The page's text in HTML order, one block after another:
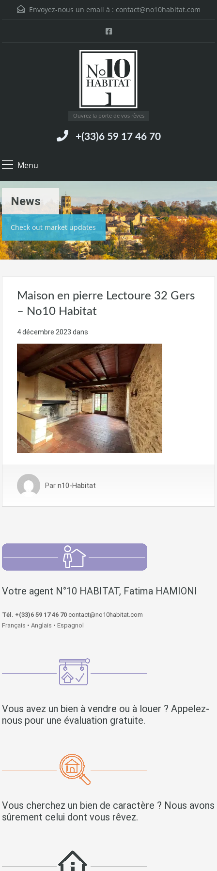
Envoyez-nous un email à : contact@no10habitat.com
Ouvrez la porte de vos rêves
+(33)6 59 17 46 70
Menu
News
Check out market updates
Maison en pierre Lectoure 32 Gers
– No10 Habitat
4 décembre 2023 dans
Par n10-Habitat
Votre agent N°10 HABITAT, Fatima HAMIONI
Tél. +(33)6 59 17 46 70 contact@no10habitat.com
Français • Anglais • Espagnol
Vous avez un bien à vendre ou à louer ? Appelez-
nous pour une évaluation gratuite.
Vous cherchez un bien de caractère ? Nous avons
sûrement celui dont vous rêvez.